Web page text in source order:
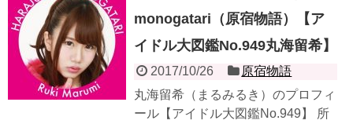
monogatari（原宿物語）【ア
イドル大図鑑No.949丸海留希】
2017/10/26
原宿物語
​​​​​丸海留希（まるみるき）のプロフィ
ール【アイドル大図鑑No.949】 所